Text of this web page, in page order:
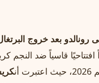
رونالدو بعد خروج
افتتاحيًا قاسياً ضد